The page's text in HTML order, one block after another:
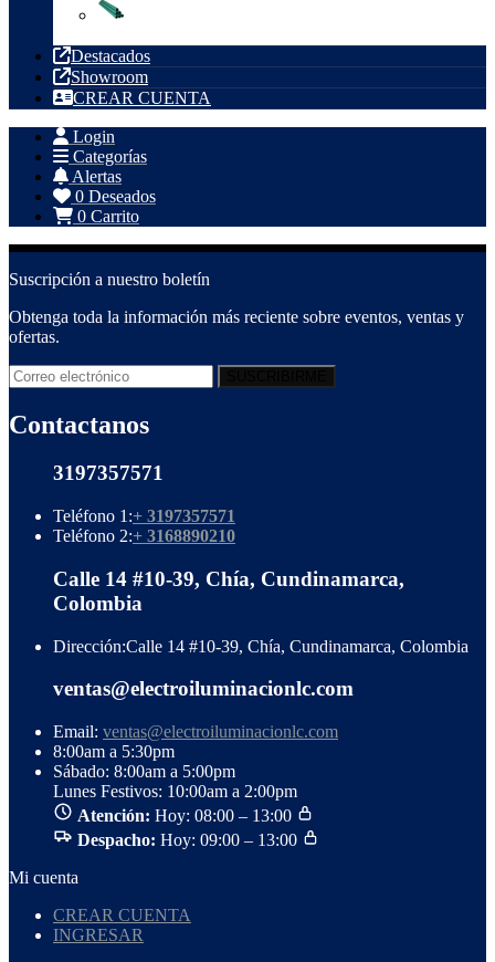
Destacados
Showroom
CREAR CUENTA
Login
Categorías
Alertas
0 Deseados
0 Carrito
Suscripción a nuestro boletín
Obtenga toda la información más reciente sobre eventos, ventas y
ofertas.
Contactanos
3197357571
Teléfono 1:+ 3197357571
Teléfono 2:+ 3168890210
Calle 14 #10-39, Chía, Cundinamarca,
Colombia
Dirección:Calle 14 #10-39, Chía, Cundinamarca, Colombia
ventas@electroiluminacionlc.com
Email: ventas@electroiluminacionlc.com
8:00am a 5:30pm
Sábado: 8:00am a 5:00pm
Lunes Festivos: 10:00am a 2:00pm
Atención: Hoy: 08:00 – 13:00
Despacho: Hoy: 09:00 – 13:00
Mi cuenta
CREAR CUENTA
INGRESAR